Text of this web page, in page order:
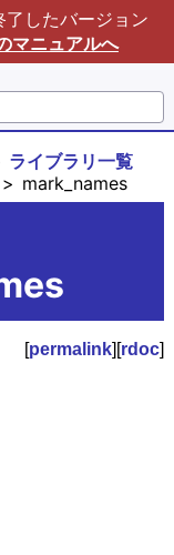
したバージョン
マニュアルへ
ライブラリ一覧
mark_names
[permalink][rdoc]